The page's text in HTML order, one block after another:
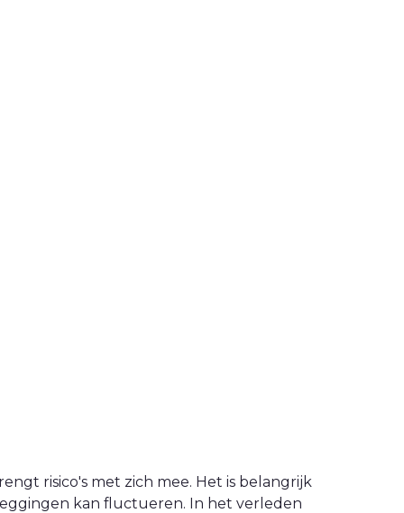
risico's met zich mee. Het is belangrijk
kan fluctueren. In het verleden